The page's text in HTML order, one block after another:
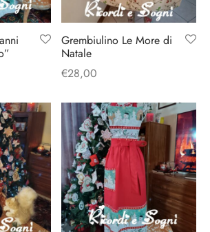
Grembiulino Le More di
Natale
€28,00